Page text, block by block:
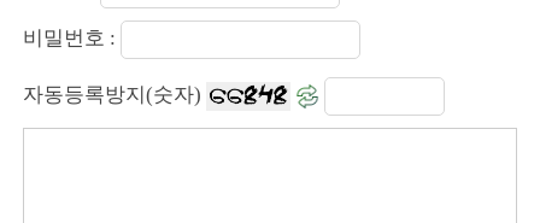
비밀번호 :
자동등록방지(숫자)